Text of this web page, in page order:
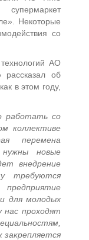
Некоторые
со
АО
рассказал об
в этом году,
работать со
коллективе
перемена
нужны новые
внедрение
требуются
для молодых
нас проходят
закрепляется